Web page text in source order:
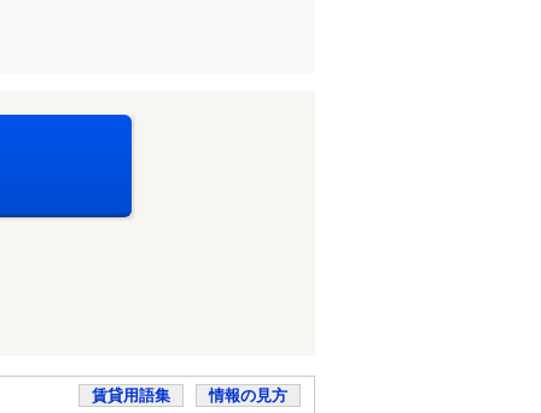
賃貸用語集 情報の見方